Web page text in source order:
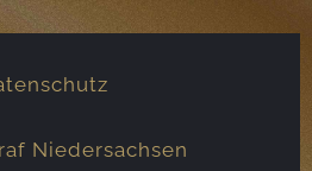
Niedersachsen